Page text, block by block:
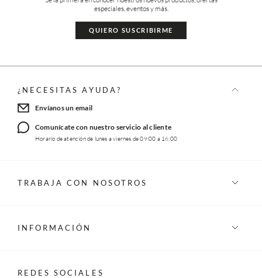
especiales, eventos y más.
QUIERO SUSCRIBIRME
¿NECESITAS AYUDA?
Envíanos un email
Comunícate con nuestro servicio al cliente
Horario de atención de lunes a viernes de 09:00 a 16:00
TRABAJA CON NOSOTROS
INFORMACIÓN
REDES SOCIALES